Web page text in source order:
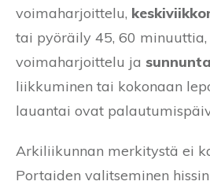
voimaharjoittelu,
tai pyöräily 45, 60 minuuttia,
voimaharjoittelu ja
liikkuminen tai kokonaan
lauantai ovat
Arkiliikunnan merkitystä ei
Portaiden valitseminen